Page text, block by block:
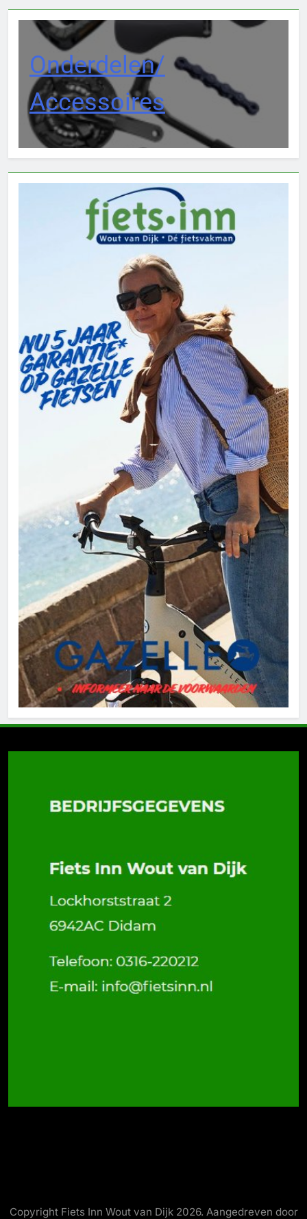
Onderdelen/
Accessoires
Copyright Fiets Inn Wout van Dijk 2026. Aangedreven door